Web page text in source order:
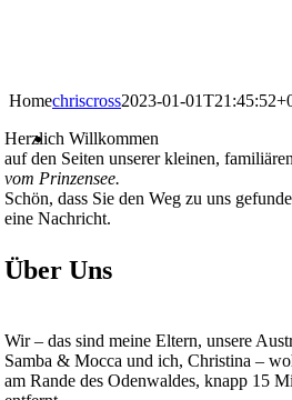
Homechriscross2023-01-
Herzlich Willkommen
auf den Seiten unserer kleinen,
vom Prinzensee.
Schön, dass Sie den Weg zu uns
eine Nachricht.
Über Uns
Wir – das sind meine Eltern, unsere
Samba & Mocca und ich, Christina –
am Rande des Odenwaldes, knapp 15